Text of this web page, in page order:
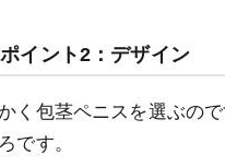
イント2：デザイン
く包茎ペニスを選ぶの
です。